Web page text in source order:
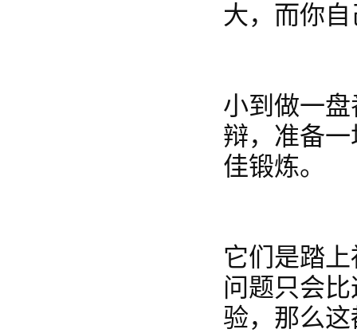
大，而你
小到做一
辩，准备
佳锻炼。
它们是踏
问题只会
验，那么